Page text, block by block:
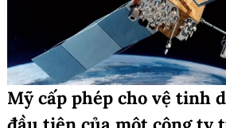
Mỹ cấp phép cho vệ tinh